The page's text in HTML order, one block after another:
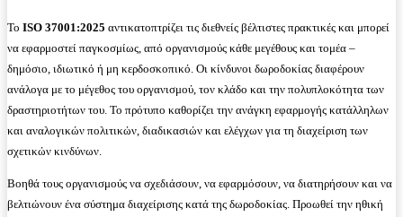
Το ISO 37001:2025 αντικατοπτρίζει τις διεθνείς βέλτιστες πρακτικές και μπορεί
να εφαρμοστεί παγκοσμίως, από οργανισμούς κάθε μεγέθους και τομέα –
δημόσιο, ιδιωτικό ή μη κερδοσκοπικό. Οι κίνδυνοι δωροδοκίας διαφέρουν
ανάλογα με το μέγεθος του οργανισμού, τον κλάδο και την πολυπλοκότητα των
δραστηριοτήτων του. Το πρότυπο καθορίζει την ανάγκη εφαρμογής κατάλληλων
και αναλογικών πολιτικών, διαδικασιών και ελέγχων για τη διαχείριση των
σχετικών κινδύνων.
Βοηθά τους οργανισμούς να σχεδιάσουν, να εφαρμόσουν, να διατηρήσουν και να
βελτιώνουν ένα σύστημα διαχείρισης κατά της δωροδοκίας. Προωθεί την ηθική